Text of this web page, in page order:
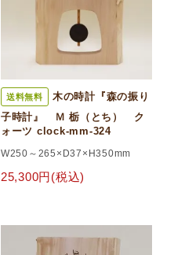
送料無料
木の時計『森の振り
子時計』 Ｍ 栃（とち） ク
ォーツ clock-mm-324
W250～265×D37×H350mm
25,300円(税込)